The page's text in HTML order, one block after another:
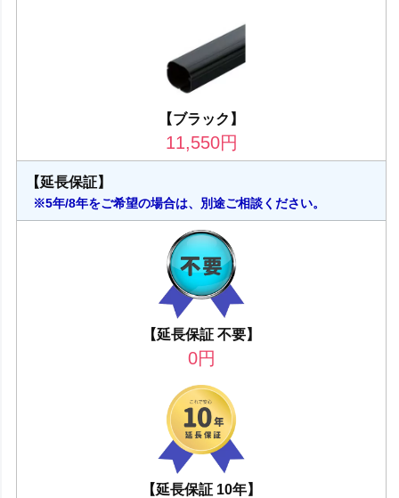
【ブラック】
11,550円
【延長保証】
※5年/8年をご希望の場合は、別途ご相談ください。
【延長保証 不要】
0円
【延長保証 10年】